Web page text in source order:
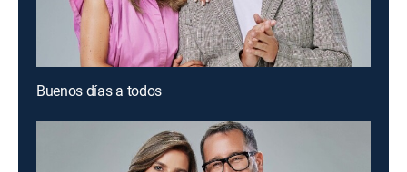
Buenos días a todos